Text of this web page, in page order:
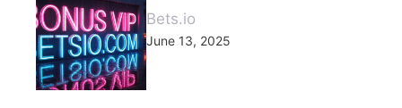
Bets.io
June 13, 2025